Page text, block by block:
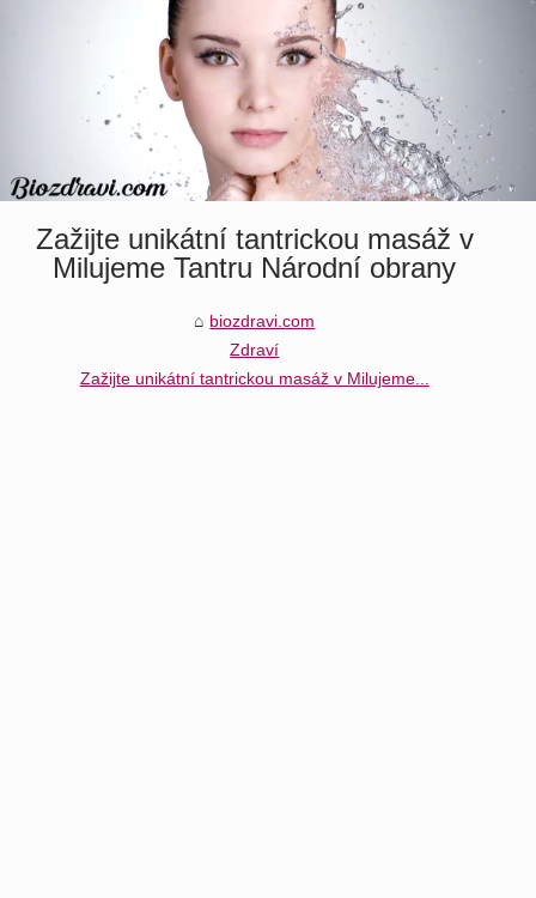
Zažijte unikátní tantrickou masáž v
Milujeme Tantru Národní obrany
biozdravi.com
Zdraví
Zažijte unikátní tantrickou masáž v Milujeme...